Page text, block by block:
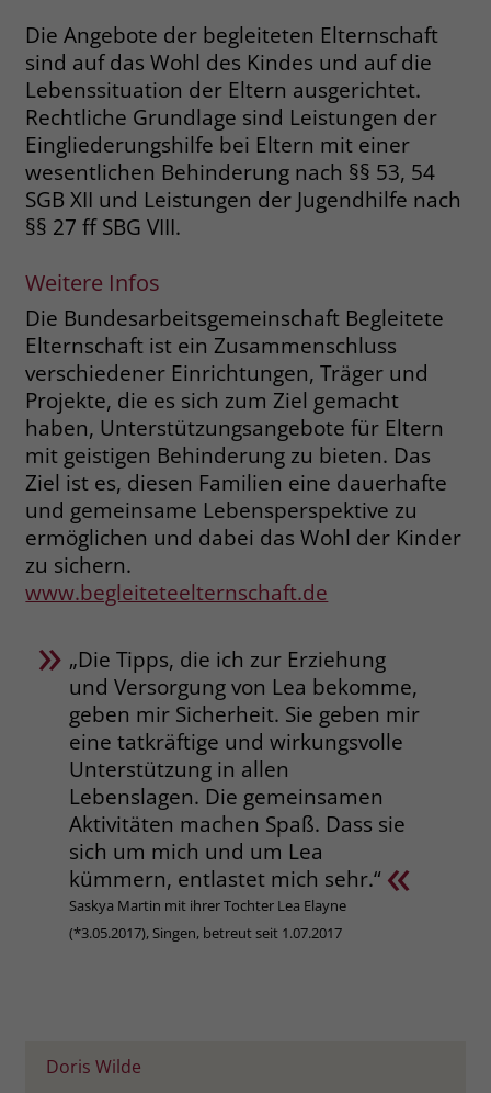
Die Angebote der begleiteten Elternschaft
sind auf das Wohl des Kindes und auf die
Lebenssituation der Eltern ausgerichtet.
Rechtliche Grundlage sind Leistungen der
Eingliederungshilfe bei Eltern mit einer
wesentlichen Behinderung nach §§ 53, 54
SGB XII und Leistungen der Jugendhilfe nach
§§ 27 ff SBG VIII.
Weitere Infos
Die Bundesarbeitsgemeinschaft Begleitete
Elternschaft ist ein Zusammenschluss
verschiedener Einrichtungen, Träger und
Projekte, die es sich zum Ziel gemacht
haben, Unterstützungsangebote für Eltern
mit geistigen Behinderung zu bieten. Das
Ziel ist es, diesen Familien eine dauerhafte
und gemeinsame Lebensperspektive zu
ermöglichen und dabei das Wohl der Kinder
zu sichern.
www.begleiteteelternschaft.de
„Die Tipps, die ich zur Erziehung
und Versorgung von Lea bekomme,
geben mir Sicherheit. Sie geben mir
eine tatkräftige und wirkungsvolle
Unterstützung in allen
Lebenslagen. Die gemeinsamen
Aktivitäten machen Spaß. Dass sie
sich um mich und um Lea
kümmern, entlastet mich sehr.“
Saskya Martin mit ihrer Tochter Lea Elayne
(*3.05.2017), Singen, betreut seit 1.07.2017
Doris Wilde
Laufzeit 3 Monate
Zweck
Der Zweck von _fbp ist vollständig auf
die Werbe- und Analysebemühungen
von Facebook zurückzuführen. Dieses
Cookie ist ein Erstanbieter-Cookie, d. h.
Facebook platziert es, während ein
Verbraucher auf Facebook ist. Dieses
Cookie verfolgt die Besuche eines
Facebook. Facebook kann dann die
gesammelten Daten nutzen, um den
Nutzer besser zu verstehen und
bessere, relevantere Werbung zu
zeigen. Das _fbp-Cookie sammelt keine
persönlich identifizierbaren
Informationen und wird von Facebook
nur platziert, um Daten an das
Unternehmen zurückzusenden.